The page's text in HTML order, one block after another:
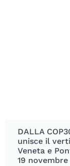
DALLA
unisce il
Veneta e
19 novembre